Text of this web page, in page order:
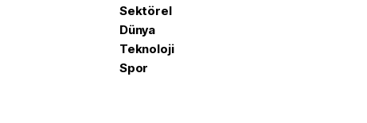
Sektörel
Dünya
Teknoloji
Spor